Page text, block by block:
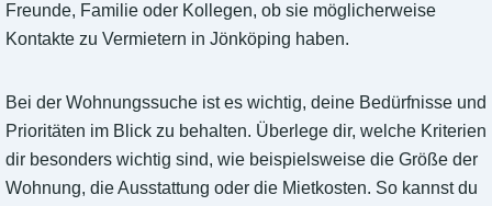
Freunde, Familie oder Kollegen, ob sie möglicherweise
Kontakte zu Vermietern in Jönköping haben.
Bei der Wohnungssuche ist es wichtig, deine Bedürfnisse und
Prioritäten im Blick zu behalten. Überlege dir, welche Kriterien
dir besonders wichtig sind, wie beispielsweise die Größe der
Wohnung, die Ausstattung oder die Mietkosten. So kannst du